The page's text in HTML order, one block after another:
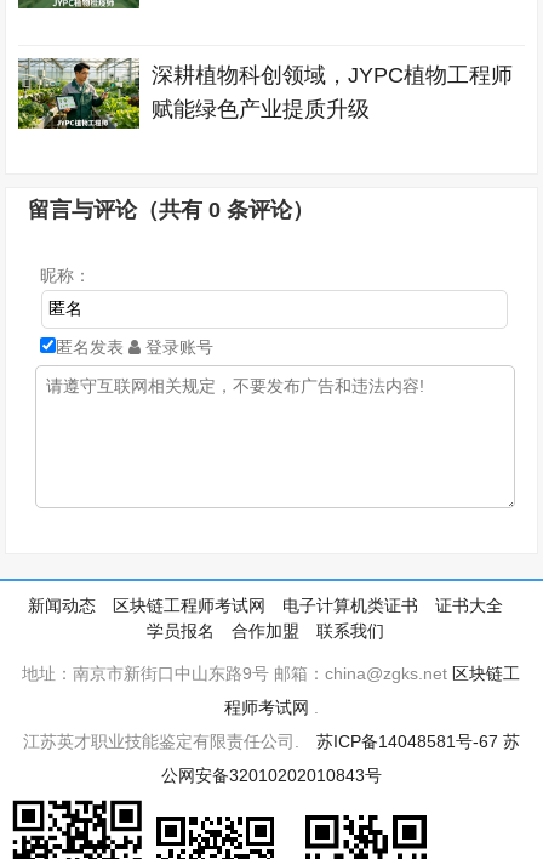
深耕植物科创领域，JYPC植物工程师
赋能绿色产业提质升级
留言与评论（共有0 条评论）
昵称：
匿名发表 登录账号
新闻动态 区块链工程师考试网 电子计算机类证书
证书大全
学员报名
合作加盟 联系我们
地址：南京市新街口中山东路9号 邮箱：china@zgks.net 区块链工
程师考试网
江苏英才职业技能鉴定有限责任公司. 苏ICP备14048581号-67 苏
公网安备32010202010843号